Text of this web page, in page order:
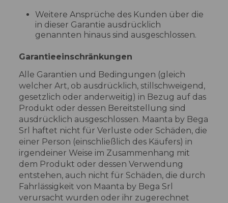
Weitere Ansprüche des Kunden über die
in dieser Garantie ausdrücklich
genannten hinaus sind ausgeschlossen.
Garantieeinschränkungen
Alle Garantien und Bedingungen (gleich
welcher Art, ob ausdrücklich, stillschweigend,
gesetzlich oder anderweitig) in Bezug auf das
Produkt oder dessen Bereitstellung sind
ausdrücklich ausgeschlossen. Maanta by Bega
Srl haftet nicht für Verluste oder Schäden, die
einer Person (einschließlich des Käufers) in
irgendeiner Weise im Zusammenhang mit
dem Produkt oder dessen Verwendung
entstehen, auch nicht für Schäden, die durch
Fahrlässigkeit von Maanta by Bega Srl
verursacht wurden oder ihr zugerechnet